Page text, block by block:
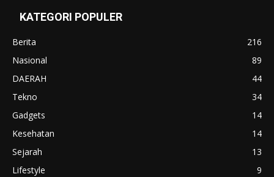
KATEGORI POPULER
Berita
216
Nasional
89
DAERAH
44
Tekno
34
Gadgets
14
Kesehatan
14
Sejarah
13
Lifestyle
9